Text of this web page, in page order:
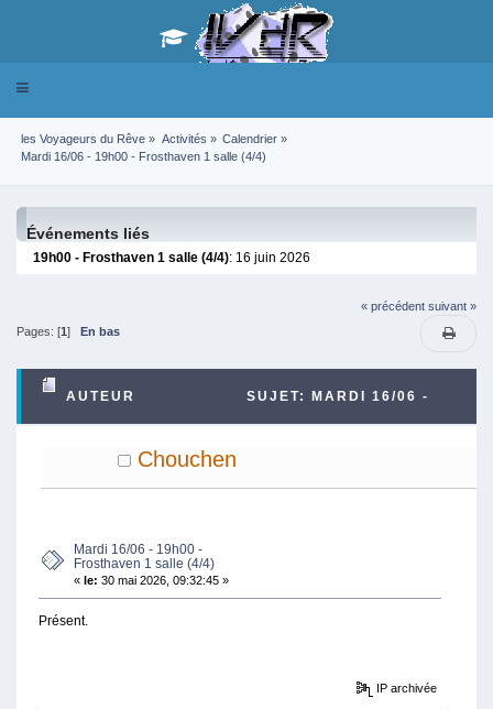
Toggle
les Voyageurs du Rêve » Activités » Calendrier»
Mardi 16/06 - 19h00 - Frosthaven 1 salle (4/4)
Événements liés
19h00 - Frosthaven 1 salle (4/4): 16 juin 2026
« précédent suivant »
Pages: [1] En bas
AUTEUR SUJET: MARDI 16/06 -
19H00 - FROSTHAVEN 1 SALLE (4/4) (LU 5542
Chouchen
Mardi 16/06 - 19h00 -
Frosthaven 1 salle (4/4)
« le: 30 mai 2026, 09:32:45 »
Présent.
IP archivée